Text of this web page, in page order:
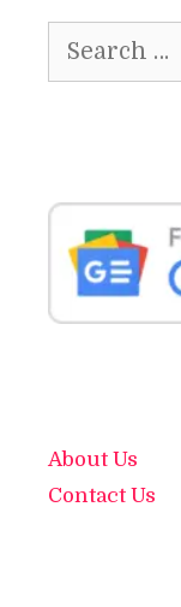
for:
About Us
Contact Us